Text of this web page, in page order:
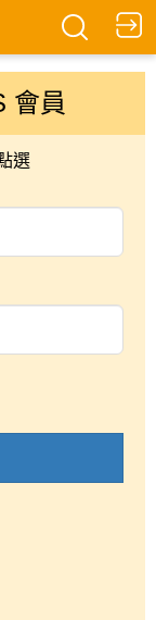
會員
選